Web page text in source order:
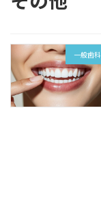
一般歯科